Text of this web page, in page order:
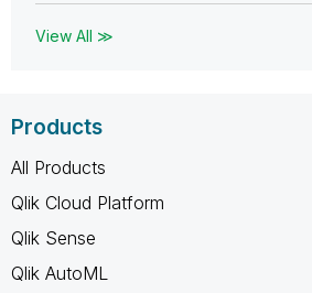
View All ≫
Products
All Products
Qlik Cloud Platform
Qlik Sense
Qlik AutoML